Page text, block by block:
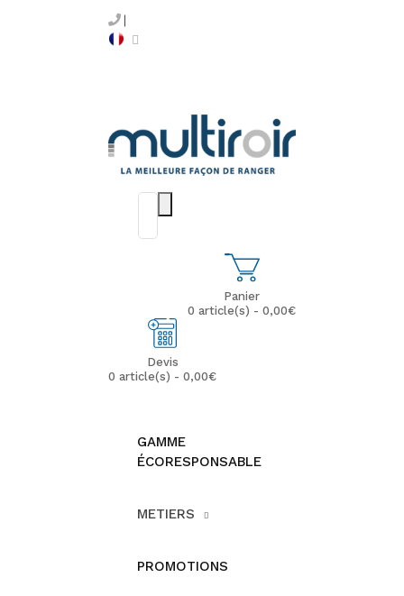
Panier
0 article(s) - 0,00€
Devis
0 article(s) - 0,00€
GAMME
ÉCORESPONSABLE
METIERS
PROMOTIONS